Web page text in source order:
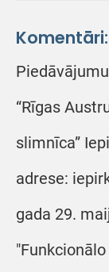
Komentāri:
“Rīgas
slimnīca”
adrese:
gada 29.